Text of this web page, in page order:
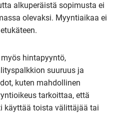
alkuperäistä sopimusta ei
olevaksi. Myyntiaikaa ei
hintapyyntö,
suuruus ja
kuten mahdollinen
tarkoittaa, että
käyttää toista välittäjää tai